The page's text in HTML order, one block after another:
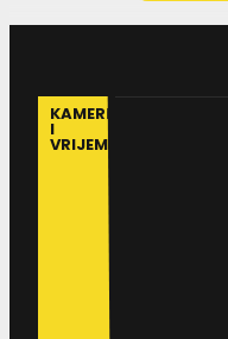
KAMERE
I
VRIJEME